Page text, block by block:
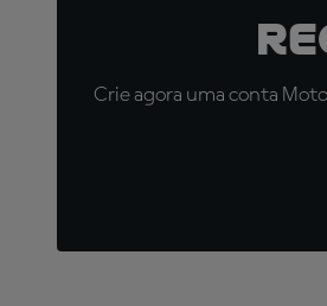
Crie agora uma conta